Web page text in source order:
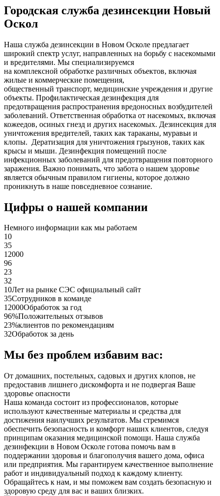
Городская служба дезинсекции Новый
Оскол
Наша служба дезинсекции в Новом Осколе предлагает
широкий спектр услуг, направленных на борьбу с насекомыми
и вредителями. Мы специализируемся
на комплексной обработке различных объектов, включая
жилые и коммерческие помещения,
общественный транспорт, медицинские учреждения и другие
объекты. Профилактическая дезинфекция для
предотвращения распространения вредоносных возбудителей
заболеваний. Ответственная обработка от насекомых, включая
кожеедов, осиных гнезд и других насекомых. Дезинсекция для
уничтожения вредителей, таких как тараканы, муравьи и
клопы. Дератизация для уничтожения грызунов, таких как
крысы и мыши. Дезинфекция помещений после
инфекционных заболеваний для предотвращения повторного
заражения. Важно понимать, что забота о нашем здоровье
является обычным правилом гигиены, которое должно
проникнуть в наше повседневное сознание.
Цифры о нашей компании
Немного информации как мы работаем
10
35
12000
96
23
32
10Лет на рынке СЭС официальный сайт
35Сотрудников в команде
12000Обработок за год
96%Положительных отзывов
23%клиентов по рекомендациям
32Обработок за день
Мы без проблем избавим вас:
От домашних, постельных, садовых и других клопов, не
предоставив лишнего дискомфорта и не подвергая Ваше
здоровье опасности
Наша команда состоит из профессионалов, которые
используют качественные материалы и средства для
достижения наилучших результатов. Мы стремимся
обеспечить безопасность и комфорт наших клиентов, следуя
принципам оказания медицинской помощи. Наша служба
дезинфекции в Новом Осколе готова помочь вам в
поддержании здоровья и благополучия вашего дома, офиса
или предприятия. Мы гарантируем качественное выполнение
работ и индивидуальный подход к каждому клиенту.
Обращайтесь к нам, и мы поможем вам создать безопасную и
здоровую среду для вас и ваших близких.